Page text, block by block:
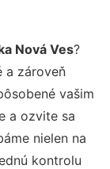
Nová Ves?
a zároveň
vašim
a ozvite sa
nielen na
kontrolu